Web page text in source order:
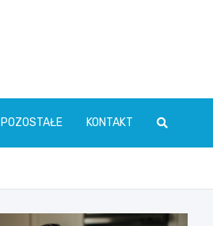
POZOSTAŁE KONTAKT